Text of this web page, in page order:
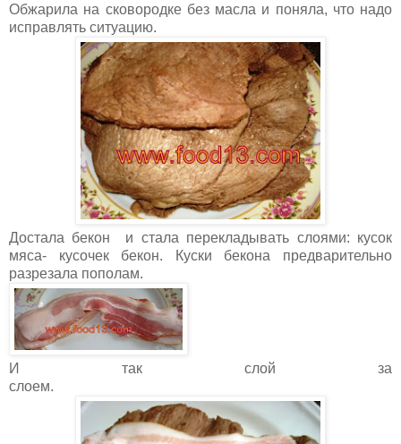
Обжарила на сковородке без масла и поняла, что надо
исправлять ситуацию.
Достала бекон и стала перекладывать слоями: кусок
мяса- кусочек бекон. Куски бекона предварительно
разрезала пополам.
И так слой за
слоем.